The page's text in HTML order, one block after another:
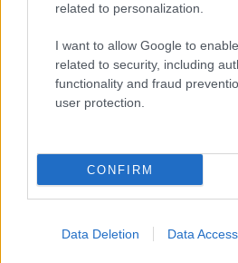
related to personalization.
I want to allow Google to
related to security, including
functionality and fraud
user protection.
CONFIRM
Data Deletion Data Access